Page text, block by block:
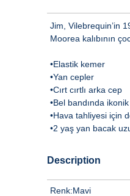
Jim, Vilebrequin’in
Moorea kalıbının
•Elastik kemer
•Yan cepler
•Cırt cırtlı arka cep
•Bel bandında
•Hava tahliyesi için
•2 yaş yan bacak
Description
Renk:Mavi